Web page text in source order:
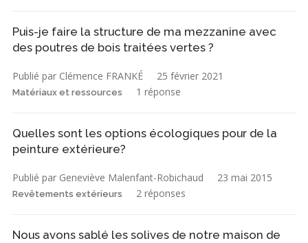
Puis-je faire la structure de ma mezzanine avec
des poutres de bois traitées vertes ?
Publié par Clémence FRANKÉ 25 février 2021
Matériaux et ressources 1 réponse
Quelles sont les options écologiques pour de la
peinture extérieure?
Publié par Geneviève Malenfant-Robichaud 23 mai 2015
Revêtements extérieurs 2 réponses
Nous avons sablé les solives de notre maison de